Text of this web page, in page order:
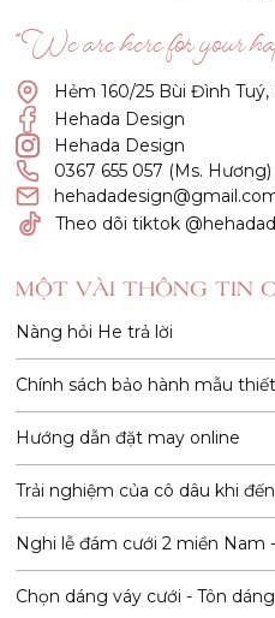
“We are here for your
Hẻm 160/25 Bùi Đình Tuý,
Hehada Design
Hehada Design
0367 655 057 (Ms. Hương)
Theo dõi tiktok
MỘT VÀI THÔNG TIN
Nàng hỏi He trả lời
Chính sách bảo hành mẫu
Hướng dẫn đặt may online
Trải nghiệm của cô dâu khi
Nghi lễ đám cưới 2 miền Nam
Chọn dáng váy cưới - Tôn